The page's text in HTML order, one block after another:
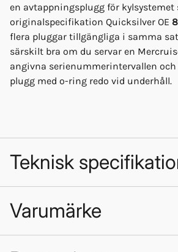
en avtappningsplugg för
originalspecifikation Quicksilver OE
flera pluggar tillgängliga i samma
särskilt bra om du servar en
angivna serienummerintervallen
plugg med o-ring redo vid underhåll.
Teknisk
Produkt: Avtappningsplugg
Varumärke